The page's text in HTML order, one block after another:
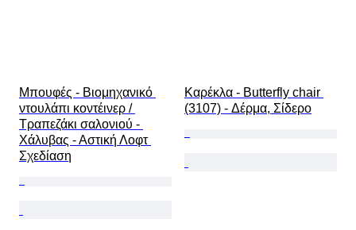
Μπουφές - Βιομηχανικό
ντουλάπι κοντέινερ /
Τραπεζάκι σαλονιού -
Χάλυβας - Αστική Λοφτ
Σχεδίαση
Καρέκλα - Butterfly chair
(3107) - Δέρμα, Σίδερο